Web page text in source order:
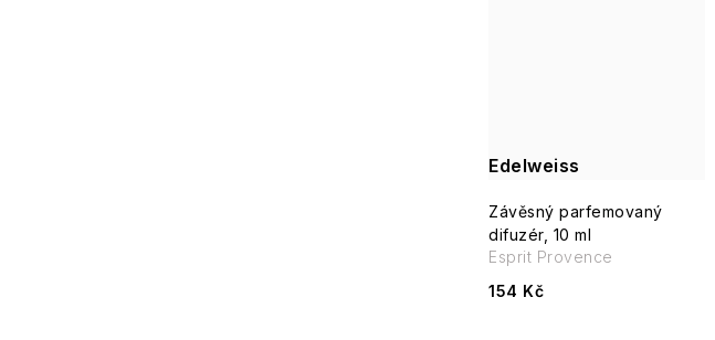
Edelweiss
Závěsný parfemovaný
difuzér, 10 ml
154 Kč
Esprit Provence